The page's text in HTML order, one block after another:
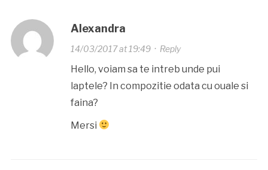
Alexandra
14/03/2017 at 19:49· Reply
Hello, voiam sa te intreb unde pui
laptele? In compozitie odata cu ouale si
faina?
Mersi